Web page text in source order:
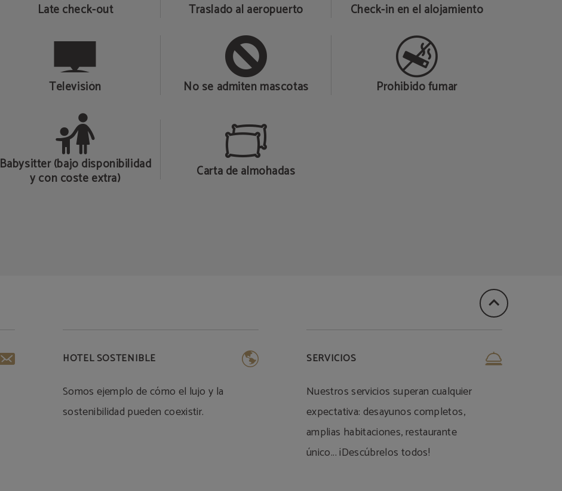
Late check-out Traslado al aeropuerto Check-in en el alojamiento
Televisión No se admiten mascotas Prohibido fumar
Babysitter (bajo disponibilidad
y con coste extra) Carta de almohadas
HOTEL SOSTENIBLE
Somos ejemplo de cómo el lujo y la
sostenibilidad pueden coexistir.
SERVICIOS
Nuestros servicios superan cualquier
expectativa: desayunos completos,
amplias habitaciones, restaurante
único... ¡Descúbrelos todos!